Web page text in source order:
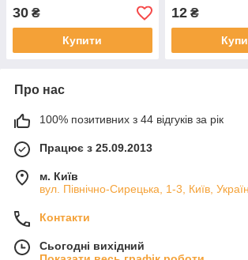
30 ₴
Купити
12₴
Про нас
100% позитивних з 44 відгуків за рік
Працює з 25.09.2013
м. Київ
вул. Північно-Сирецька, 1-3, Київ,
Контакти
Сьогодні вихідний